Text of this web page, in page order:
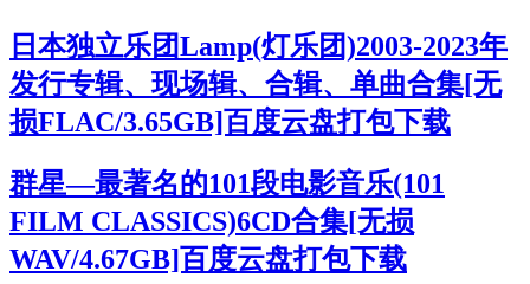
日本独立乐团Lamp(灯乐团)2003-2023年
发行专辑、现场辑、合辑、单曲合集[无
损FLAC/3.65GB]百度云盘打包下载
群星—最著名的101段电影音乐(101
FILM CLASSICS)6CD合集[无损
WAV/4.67GB]百度云盘打包下载